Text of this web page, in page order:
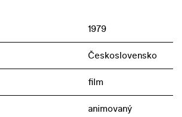
1979
Československo
film
animovaný